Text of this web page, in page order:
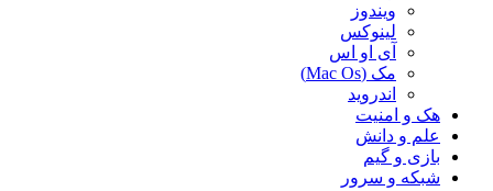
ویندوز
لینوکس
آی او اس
مک (Mac Os)
اندروید
هک و امنیت
علم و دانش
بازی و گیم
شبکه و سرور